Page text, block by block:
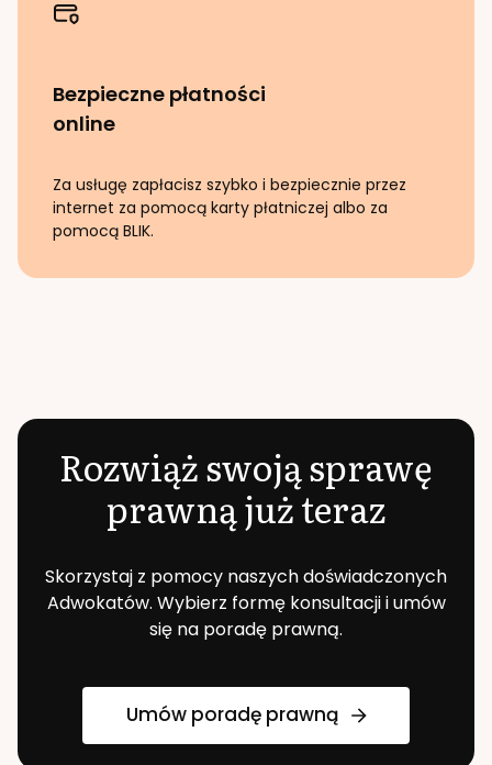
Bezpieczne płatności
online
Za usługę zapłacisz szybko i bezpiecznie przez
internet za pomocą karty płatniczej albo za
pomocą BLIK.
Rozwiąż swoją sprawę
prawną już teraz
Skorzystaj z pomocy naszych doświadczonych
Adwokatów. Wybierz formę konsultacji i umów
się na poradę prawną.
Umów poradę prawną